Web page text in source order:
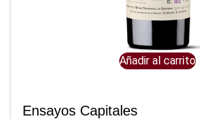
Añadir al carrito
Ensayos Capitales